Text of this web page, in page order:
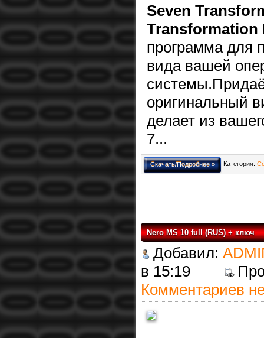
Seven
Transformation
программа для
вида вашей
оригинальный
делает из
7...
Категория:
Скачать/Подробнее »
Nero MS 10 full (RUS) + ключ
Добавил:
в 15:19
Комментариев